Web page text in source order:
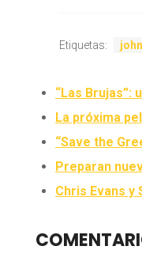
Etiquetas:
“Las Brujas”:
La próxima
“Save the
Preparan
Chris Evans